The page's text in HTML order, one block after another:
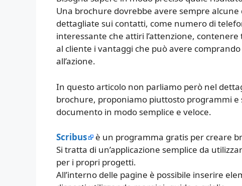
Una brochure dovrebbe avere sempre
dettagliate sui contatti, come numero di
interessante che attiri l’attenzione,
al cliente i vantaggi che può avere
all’azione.
In questo articolo non parliamo però nel
brochure, proponiamo piuttosto programmi
documento in modo semplice e veloce.
Scribus
è un programma gratis per creare
Si tratta di un’applicazione semplice da
per i propri progetti.
All’interno delle pagine è possibile inserire